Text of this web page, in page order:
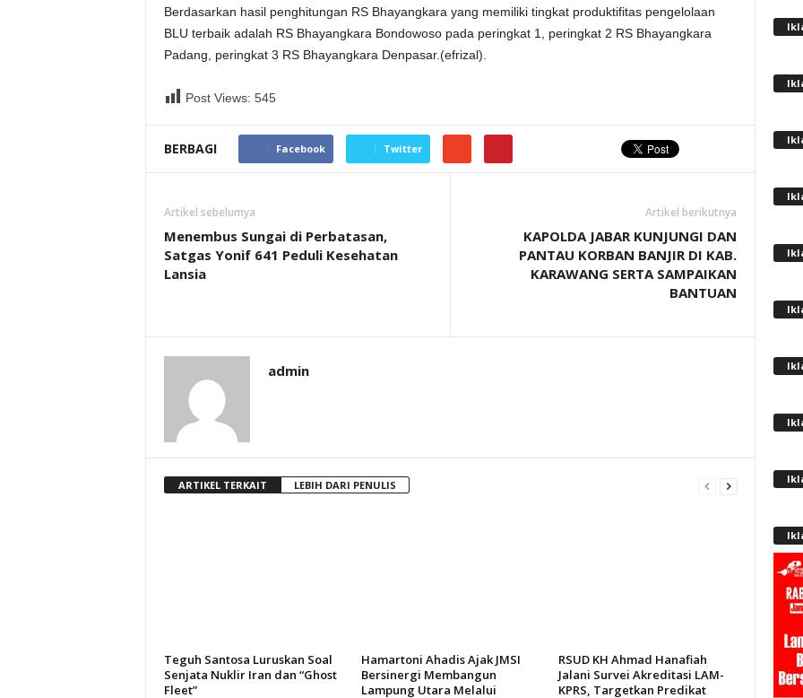
Berdasarkan hasil penghitungan RS Bhayangkara yang memiliki tingkat produktifitas pengelolaan
BLU terbaik adalah RS Bhayangkara Bondowoso pada peringkat 1, peringkat 2 RS Bhayangkara
Padang, peringkat 3 RS Bhayangkara Denpasar.(efrizal).
Post Views: 545
BERBAGI Facebook Twitter
Artikel sebelumya
Menembus Sungai di Perbatasan,
Satgas Yonif 641 Peduli Kesehatan
Lansia
Artikel berikutnya
KAPOLDA JABAR KUNJUNGI DAN
PANTAU KORBAN BANJIR DI KAB.
KARAWANG SERTA SAMPAIKAN
BANTUAN
admin
ARTIKEL TERKAIT LEBIH DARI PENULIS
Teguh Santosa Luruskan Soal
Senjata Nuklir Iran dan “Ghost
Fleet”
Hamartoni Ahadis Ajak JMSI
Bersinergi Membangun
Lampung Utara Melalui
RSUD KH Ahmad Hanafiah
Jalani Survei Akreditasi LAM-
KPRS, Targetkan Predikat